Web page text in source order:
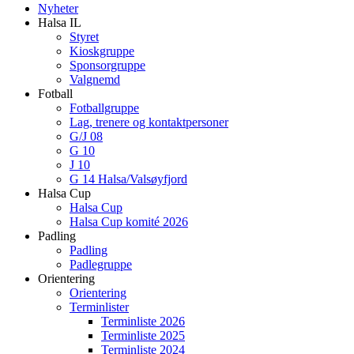
Nyheter
Halsa IL
Styret
Kioskgruppe
Sponsorgruppe
Valgnemd
Fotball
Fotballgruppe
Lag, trenere og kontaktpersoner
G/J 08
G 10
J 10
G 14 Halsa/Valsøyfjord
Halsa Cup
Halsa Cup
Halsa Cup komité 2026
Padling
Padling
Padlegruppe
Orientering
Orientering
Terminlister
Terminliste 2026
Terminliste 2025
Terminliste 2024